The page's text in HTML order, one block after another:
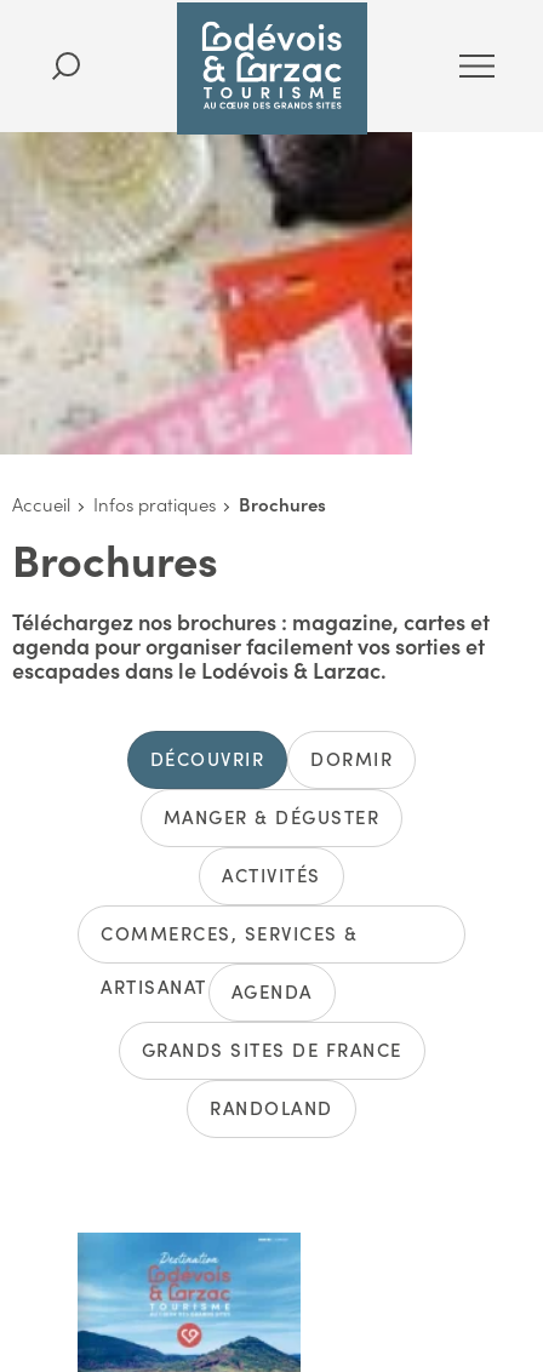
Accueil Infos pratiques Brochures
Brochures
Téléchargez nos brochures : magazine, cartes et
agenda pour organiser facilement vos sorties et
escapades dans le Lodévois & Larzac.
DÉCOUVRIR DORMIR
MANGER & DÉGUSTER
ACTIVITÉS
COMMERCES, SERVICES &
ARTISANAT AGENDA
GRANDS SITES DE FRANCE
RANDOLAND